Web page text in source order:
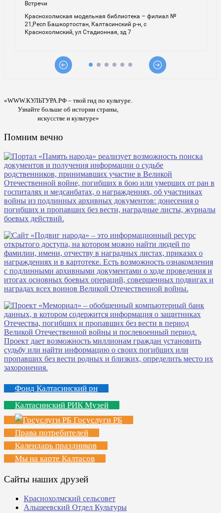
«WWW.КУЛЬТУРА.РФ – твой гид по культуре.
Узнайте больше об истории страны,
искусстве и культуре»
Помним вечно
Фонд Калтасинский рн
Калтасинский РИК Музей
Госуслуги РБ
Права потребителей
Календарь праздников
Мы на карте Калтасов
Сайты наших друзей
Краснохолмский сельсовет
Альшеевский Отдел Культуры